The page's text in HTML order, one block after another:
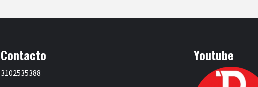
Contacto
3102535388
Youtube